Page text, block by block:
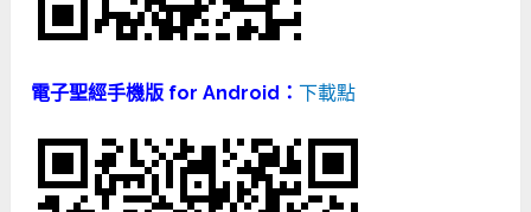
電子聖經手機版 for Android：下載點